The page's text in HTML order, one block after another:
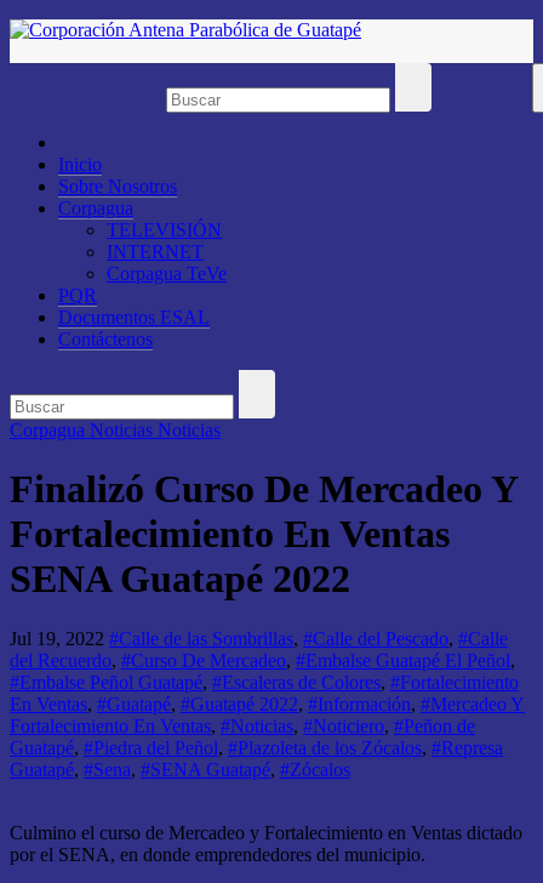
Saltar
Inicio
Sobre Nosotros
Corpagua
TELEVISIÓN
INTERNET
Corpagua TeVe
PQR
Documentos ESAL
Contáctenos
Corpagua Noticias Noticias
Finalizó Curso De Mercadeo Y
Fortalecimiento En Ventas
SENA Guatapé 2022
Jul 19, 2022 #Calle de las Sombrillas, #Calle del Pescado, #Calle
del Recuerdo, #Curso De Mercadeo, #Embalse Guatapé El Peñol,
#Embalse Peñol Guatapé, #Escaleras de Colores, #Fortalecimiento
En Ventas, #Guatapé, #Guatapé 2022, #Información, #Mercadeo Y
Fortalecimiento En Ventas, #Noticias, #Noticiero, #Peñon de
Guatapé, #Piedra del Peñol, #Plazoleta de los Zócalos, #Represa
Guatapé, #Sena, #SENA Guatapé, #Zócalos
Culmino el curso de Mercadeo y Fortalecimiento en Ventas dictado
por el SENA, en donde emprendedores del municipio.